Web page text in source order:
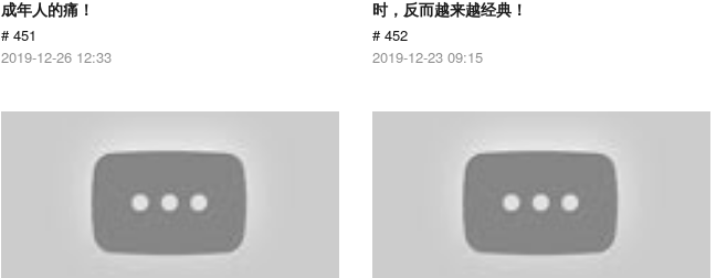
成年人的痛！
# 451
2019-12-26 12:33
时，反而越来越经典！
# 452
2019-12-23 09:15